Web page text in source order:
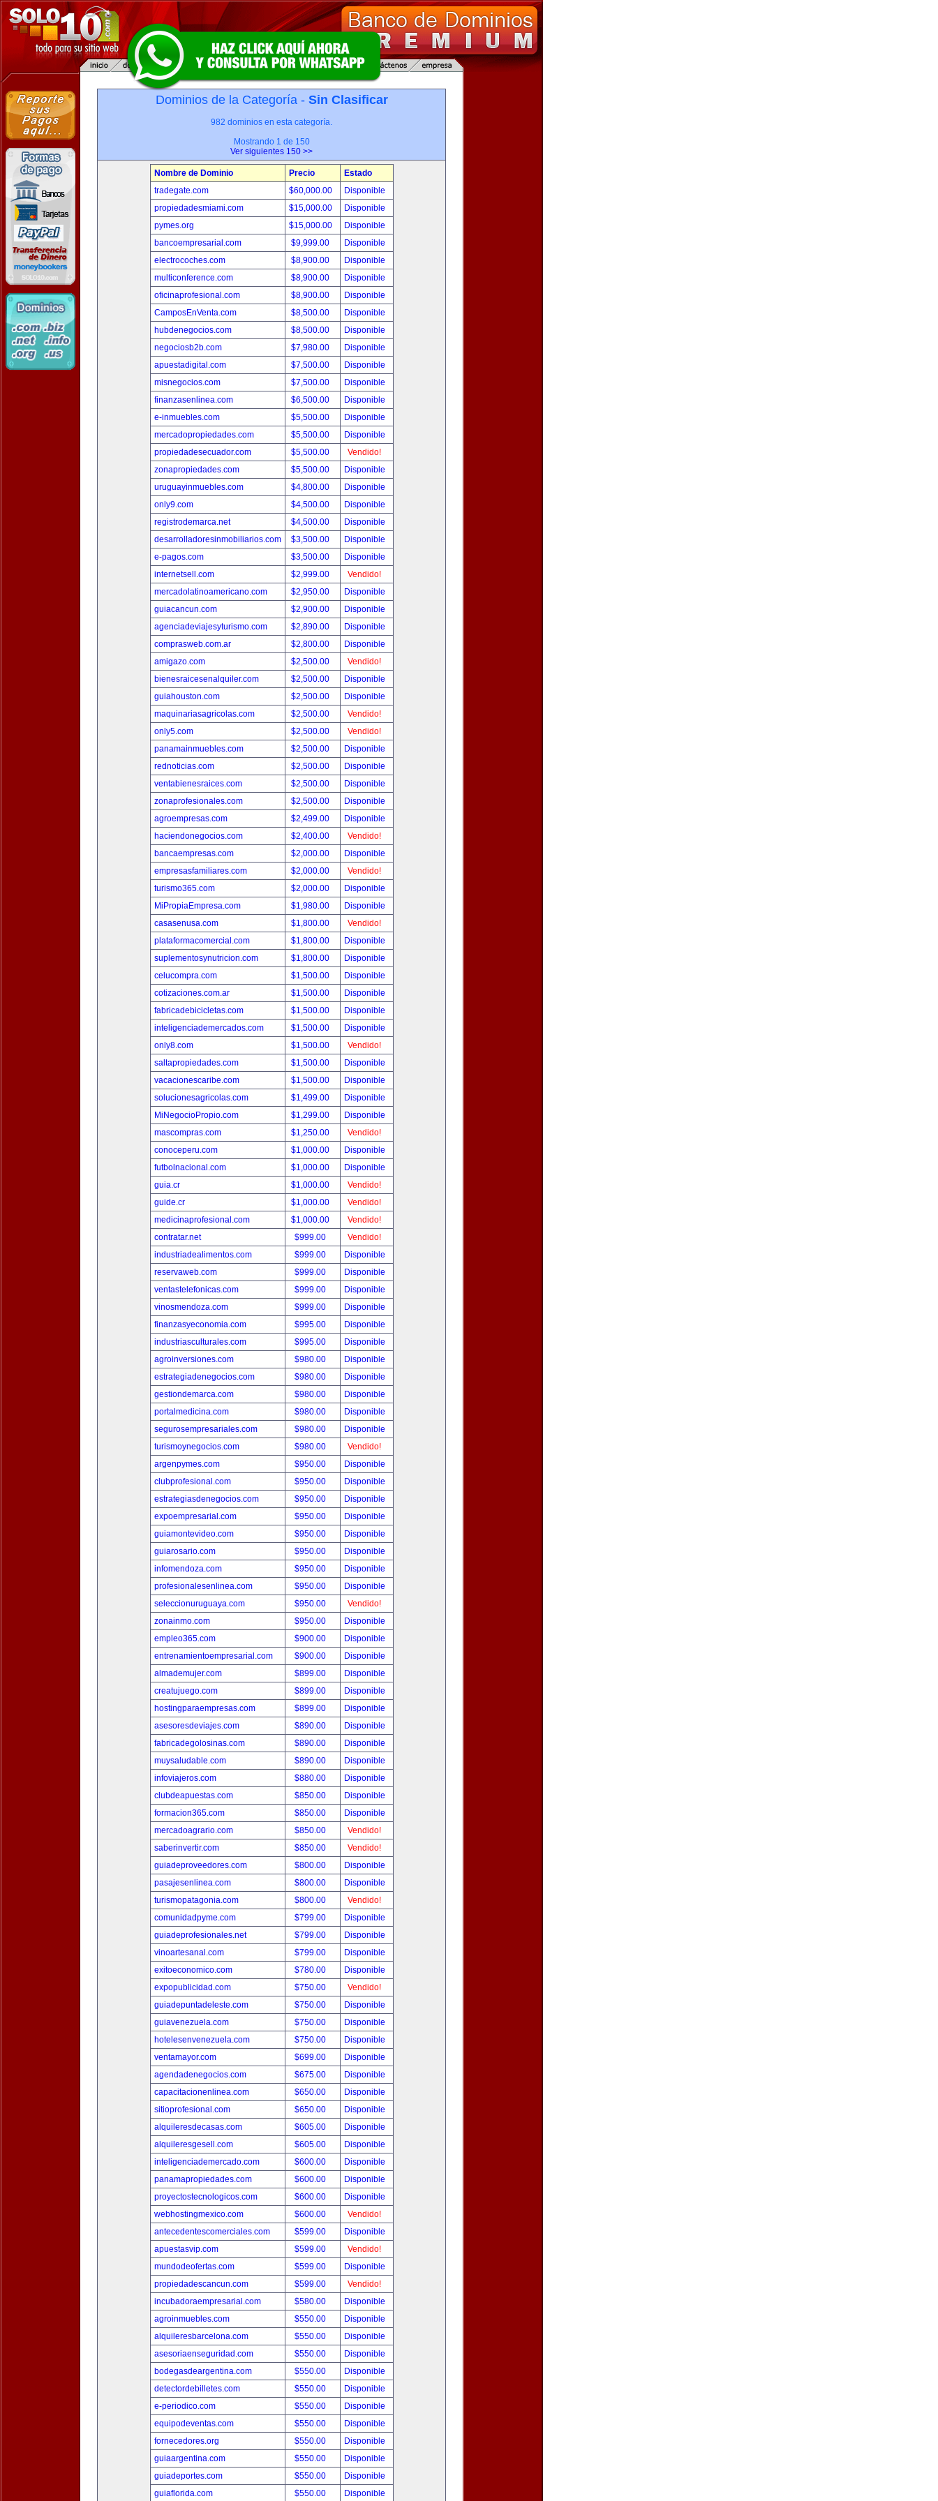
Dominios de la Categoría - Sin Clasificar
982 dominios en esta categoría.
Mostrando 1 de 150
Ver siguientes 150 >>
Nombre de Dominio Precio
Estado
tradegate.com
$60,000.00
Disponible
propiedadesmiami.com
$15,000.00
Disponible
pymes.org
$15,000.00
Disponible
bancoempresarial.com
$9,999.00
Disponible
electrocoches.com
$8,900.00
Disponible
multiconference.com
$8,900.00
Disponible
oficinaprofesional.com
$8,900.00
Disponible
CamposEnVenta.com
$8,500.00
Disponible
hubdenegocios.com
$8,500.00
Disponible
negociosb2b.com
$7,980.00
Disponible
apuestadigital.com
$7,500.00
Disponible
misnegocios.com
$7,500.00
Disponible
finanzasenlinea.com
$6,500.00
Disponible
e-inmuebles.com
$5,500.00
Disponible
mercadopropiedades.com
$5,500.00
Disponible
propiedadesecuador.com
$5,500.00
Vendido!
zonapropiedades.com
$5,500.00
Disponible
uruguayinmuebles.com
$4,800.00
Disponible
only9.com
$4,500.00
Disponible
registrodemarca.net
$4,500.00
Disponible
desarrolladoresinmobiliarios.com
$3,500.00
Disponible
e-pagos.com
$3,500.00
Disponible
internetsell.com
$2,999.00
Vendido!
mercadolatinoamericano.com
$2,950.00
Disponible
guiacancun.com
$2,900.00
Disponible
agenciadeviajesyturismo.com
$2,890.00
Disponible
comprasweb.com.ar
$2,800.00
Disponible
amigazo.com
$2,500.00
Vendido!
bienesraicesenalquiler.com
$2,500.00
Disponible
guiahouston.com
$2,500.00
Disponible
maquinariasagricolas.com
$2,500.00
Vendido!
only5.com
$2,500.00
Vendido!
panamainmuebles.com
$2,500.00
Disponible
rednoticias.com
$2,500.00
Disponible
ventabienesraices.com
$2,500.00
Disponible
zonaprofesionales.com
$2,500.00
Disponible
agroempresas.com
$2,499.00
Disponible
haciendonegocios.com
$2,400.00
Vendido!
bancaempresas.com
$2,000.00
Disponible
empresasfamiliares.com
$2,000.00
Vendido!
turismo365.com
$2,000.00
Disponible
MiPropiaEmpresa.com
$1,980.00
Disponible
casasenusa.com
$1,800.00
Vendido!
plataformacomercial.com
$1,800.00
Disponible
suplementosynutricion.com
$1,800.00
Disponible
celucompra.com
$1,500.00
Disponible
cotizaciones.com.ar
$1,500.00
Disponible
fabricadebicicletas.com
$1,500.00
Disponible
inteligenciademercados.com
$1,500.00
Disponible
only8.com
$1,500.00
Vendido!
saltapropiedades.com
$1,500.00
Disponible
vacacionescaribe.com
$1,500.00
Disponible
solucionesagricolas.com
$1,499.00
Disponible
MiNegocioPropio.com
$1,299.00
Disponible
mascompras.com
$1,250.00
Vendido!
conoceperu.com
$1,000.00
Disponible
futbolnacional.com
$1,000.00
Disponible
guia.cr
$1,000.00
Vendido!
guide.cr
$1,000.00
Vendido!
medicinaprofesional.com
$1,000.00
Vendido!
contratar.net
$999.00
Vendido!
industriadealimentos.com
$999.00
Disponible
reservaweb.com
$999.00
Disponible
ventastelefonicas.com
$999.00
Disponible
vinosmendoza.com
$999.00
Disponible
finanzasyeconomia.com
$995.00
Disponible
industriasculturales.com
$995.00
Disponible
agroinversiones.com
$980.00
Disponible
estrategiadenegocios.com
$980.00
Disponible
gestiondemarca.com
$980.00
Disponible
portalmedicina.com
$980.00
Disponible
segurosempresariales.com
$980.00
Disponible
turismoynegocios.com
$980.00
Vendido!
argenpymes.com
$950.00
Disponible
clubprofesional.com
$950.00
Disponible
estrategiasdenegocios.com
$950.00
Disponible
expoempresarial.com
$950.00
Disponible
guiamontevideo.com
$950.00
Disponible
guiarosario.com
$950.00
Disponible
infomendoza.com
$950.00
Disponible
profesionalesenlinea.com
$950.00
Disponible
seleccionuruguaya.com
$950.00
Vendido!
zonainmo.com
$950.00
Disponible
empleo365.com
$900.00
Disponible
entrenamientoempresarial.com
$900.00
Disponible
almademujer.com
$899.00
Disponible
creatujuego.com
$899.00
Disponible
hostingparaempresas.com
$899.00
Disponible
asesoresdeviajes.com
$890.00
Disponible
fabricadegolosinas.com
$890.00
Disponible
muysaludable.com
$890.00
Disponible
infoviajeros.com
$880.00
Disponible
clubdeapuestas.com
$850.00
Disponible
formacion365.com
$850.00
Disponible
mercadoagrario.com
$850.00
Vendido!
saberinvertir.com
$850.00
Vendido!
guiadeproveedores.com
$800.00
Disponible
pasajesenlinea.com
$800.00
Disponible
turismopatagonia.com
$800.00
Vendido!
comunidadpyme.com
$799.00
Disponible
guiadeprofesionales.net
$799.00
Disponible
vinoartesanal.com
$799.00
Disponible
exitoeconomico.com
$780.00
Disponible
expopublicidad.com
$750.00
Vendido!
guiadepuntadeleste.com
$750.00
Disponible
guiavenezuela.com
$750.00
Disponible
hotelesenvenezuela.com
$750.00
Disponible
ventamayor.com
$699.00
Disponible
agendadenegocios.com
$675.00
Disponible
capacitacionenlinea.com
$650.00
Disponible
sitioprofesional.com
$650.00
Disponible
alquileresdecasas.com
$605.00
Disponible
alquileresgesell.com
$605.00
Disponible
inteligenciademercado.com
$600.00
Disponible
panamapropiedades.com
$600.00
Disponible
proyectostecnologicos.com
$600.00
Disponible
webhostingmexico.com
$600.00
Vendido!
antecedentescomerciales.com
$599.00
Disponible
apuestasvip.com
$599.00
Vendido!
mundodeofertas.com
$599.00
Disponible
propiedadescancun.com
$599.00
Vendido!
incubadoraempresarial.com
$580.00
Disponible
agroinmuebles.com
$550.00
Disponible
alquileresbarcelona.com
$550.00
Disponible
asesoriaenseguridad.com
$550.00
Disponible
bodegasdeargentina.com
$550.00
Disponible
detectordebilletes.com
$550.00
Disponible
e-periodico.com
$550.00
Disponible
equipodeventas.com
$550.00
Disponible
fornecedores.org
$550.00
Disponible
guiaargentina.com
$550.00
Disponible
guiadeportes.com
$550.00
Disponible
guiaflorida.com
$550.00 Disponible